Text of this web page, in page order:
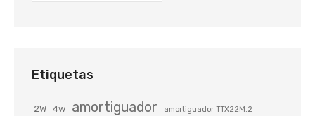
Etiquetas
2W 4w amortiguador amortiguador TTX22M.2